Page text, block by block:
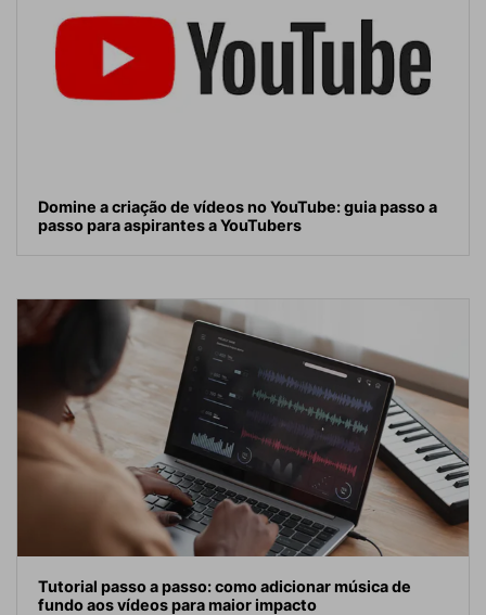
Domine a criação de vídeos no YouTube: guia passo a
passo para aspirantes a YouTubers
Tutorial passo a passo: como adicionar música de
fundo aos vídeos para maior impacto